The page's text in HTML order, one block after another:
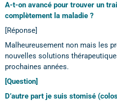
A-t-on avancé pour trouver un
complètement la maladie ?
[Réponse]
Malheureusement non mais les
nouvelles solutions
prochaines années.
[Question]
D’autre part je suis stomisé